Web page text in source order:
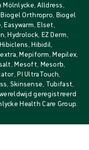
Mölnlycke, Alldress,
Biogel Orthropro, Biogel
Easywarm, Elset,
Hydrolock, EZ Derm,
Hibidil,
Mepiform, Mepilex,
Mesoft, Mesorb,
PI UltraTouch,
Skinsense, Tubifast,
geregistreerd
Health Care Group.